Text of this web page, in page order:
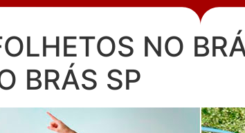
NO
BRÁS SP